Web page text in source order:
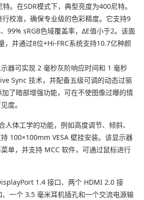
。在SDR模式下，典型亮度为400尼特。
校准，确保专业级的色彩精度。它支持9
99% sRGB色域覆盖率，ΔE值小于2。该面
，并通过8位+Hi-FRC系统支持10.7亿种颜
器可实现 2 毫秒灰阶响应时间和 1 毫秒
Sync 技术，并配备五级可调的动态过驱
了暗部增强功能，可在不使图像过曝的情
度。
人体工学的功能，例如高度调节、倾斜、
100×100mm VESA 壁挂安装。该显示器
单，并支持 MCC 软件，可通过鼠标进行
1.4 接口、两个 HDMI 2.0 接
、一个 3.5 毫米耳机插孔和一个交流电源输